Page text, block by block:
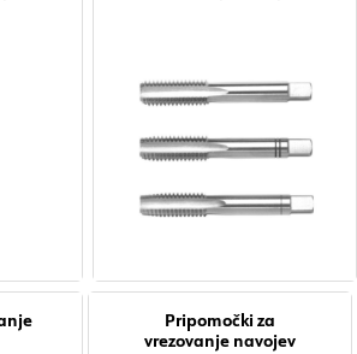
Pripomočki za
vrezovanje navojev